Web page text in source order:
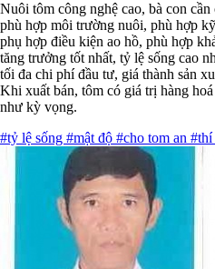
Nuôi tôm công nghệ cao, bà con
phù hợp môi trường nuôi, phù hợp
phụ hợp điều kiện ao hồ, phù hợp
tăng trưởng tốt nhất, tỷ lệ sống cao
tối đa chi phí đầu tư, giá thành sản
Khi xuất bán, tôm có giá trị hàng
như kỳ vọng.
#tỷ lệ sống #mật độ #cho tom an #thí